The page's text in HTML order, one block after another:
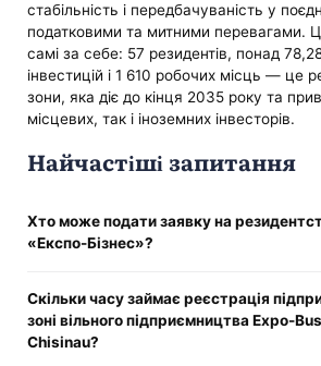
стабільність і передбачуваність у
податковими та митними перевагами.
самі за себе: 57 резидентів, понад
інвестицій і 1 610 робочих місць — це
зони, яка діє до кінця 2035 року та
місцевих, так і іноземних інвесторів.
Найчастіші запитання
Хто може подати заявку на
«Експо-Бізнес»?
організації, зареєстровані в Молдові.
наявність експортноорієнтованого
готовність інвестувати в розвиток зони.
Скільки часу займає реєстрація
зоні вільного підприємництва Expo-
Chisinau?